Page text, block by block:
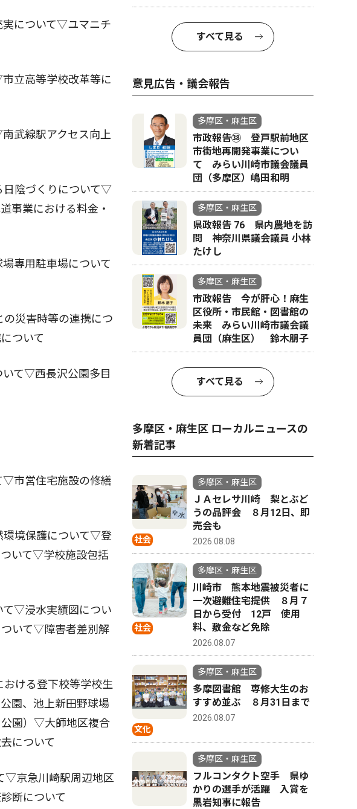
について▽ユマニチ
立高等学校改革等に
武線駅アクセス向上
陰づくりについて▽
事業における料金・
専用駐車場について
災害時等の連携につ
ついて
て▽西長沢公園多目
市営住宅施設の修繕
境保護について▽登
いて▽学校施設包括
て▽浸水実績図につい
いて▽障害者差別解
ける登下校等学校生
園、池上新田野球場
園）▽大師地区複合
について
▽京急川崎駅周辺地区
断について
すべて見る
意見広告・議会報告
多摩区・麻生区
市政報告㊳ 登戸駅前地区
市街地再開発事業につい
て みらい川崎市議会議員
団（多摩区）嶋田和明
多摩区・麻生区
県政報告 76 県内農地を訪
問 神奈川県議会議員 小林
たけし
多摩区・麻生区
市政報告 今が肝心！麻生
区役所・市民館・図書館の
未来 みらい川崎市議会議
員団（麻生区） 鈴木朋子
すべて見る
多摩区・麻生区 ローカルニュースの
新着記事
社会
多摩区・麻生区
ＪＡセレサ川崎 梨とぶど
うの品評会 ８月12日、即
売会も
2026.08.08
社会
多摩区・麻生区
川崎市 熊本地震被災者に
一次避難住宅提供 ８月７
日から受付 12戸 使用
料、敷金など免除
2026.08.07
文化
多摩区・麻生区
多摩図書館 専修大生のお
すすめ並ぶ ８月31日まで
2026.08.07
多摩区・麻生区
フルコンタクト空手 県ゆ
かりの選手が活躍 入賞を
黒岩知事に報告